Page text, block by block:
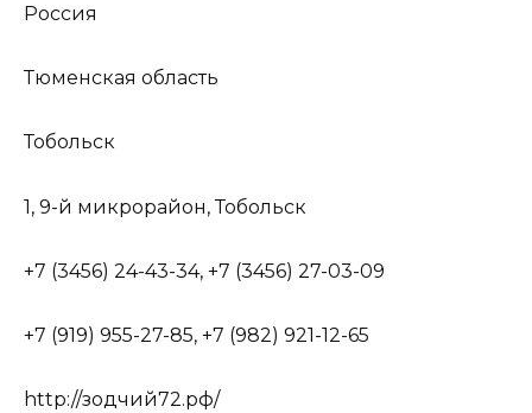
Россия
Тюменская область
Тобольск
1, 9-й микрорайон, Тобольск
+7 (3456) 24-43-34, +7 (3456) 27-03-09
+7 (919) 955-27-85, +7 (982) 921-12-65
http://зодчий72.рф/